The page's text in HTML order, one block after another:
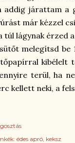
addig járattam a
már kézzel
túl lágynak érzed
melegítsd be
kibélelt
terül, ha
kellett neki, a
édes apró keksz